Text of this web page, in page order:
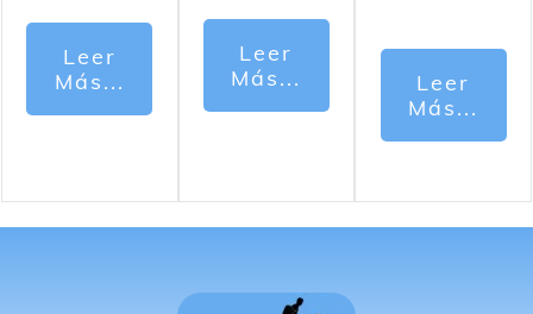
Leer
Más...
Leer
Más...
Leer
Más...